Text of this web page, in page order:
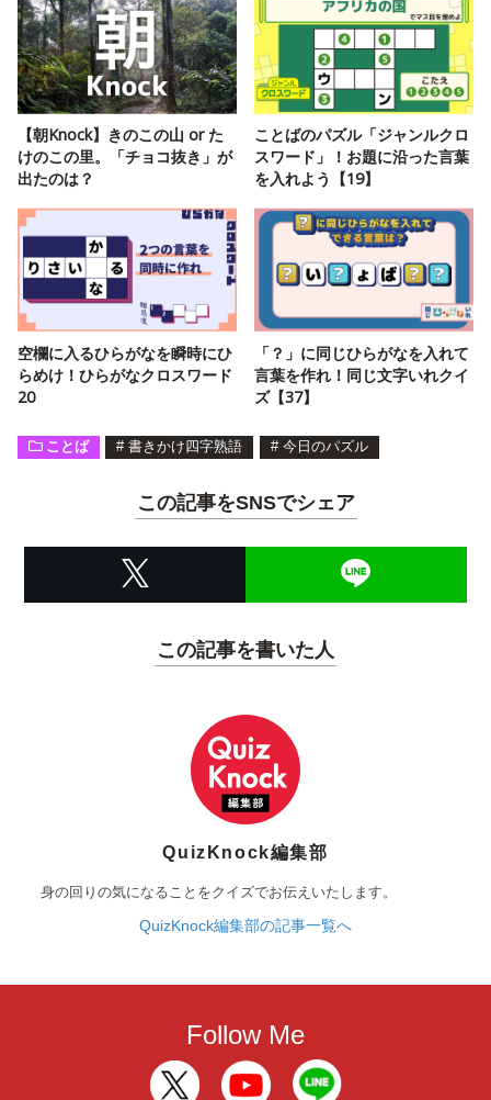
【朝Knock】きのこの山 or た
けのこの里。「チョコ抜き」が
出たのは？
ことばのパズル「ジャンルクロ
スワード」！お題に沿った言葉
を入れよう【19】
空欄に入るひらがなを瞬時にひ
らめけ！ひらがなクロスワード
20
「？」に同じひらがなを入れて
言葉を作れ！同じ文字いれクイ
ズ【37】
ことば # 書きかけ四字熟語 # 今日のパズル
この記事をSNSでシェア
この記事を書いた人
QuizKnock編集部
身の回りの気になることをクイズでお伝えいたします。
QuizKnock編集部の記事一覧へ
Follow Me